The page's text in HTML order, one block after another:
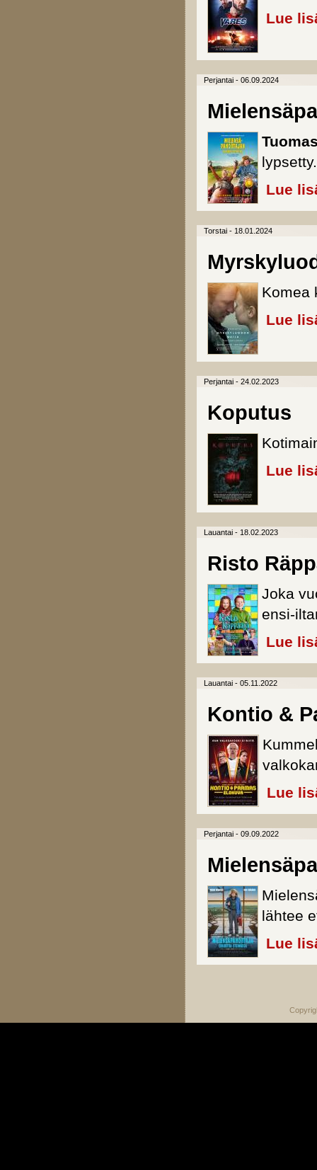
Lue
Perjantai - 06.09.2024
lypsetty.
Lue
Torstai - 18.01.2024
Komea
Lue
Perjantai - 24.02.2023
Koputus
Lue
Lauantai - 18.02.2023
Risto
Joka
ensi-
Lue
Lauantai - 05.11.2022
Kontio &
Lue
Perjantai - 09.09.2022
lähtee
Lue